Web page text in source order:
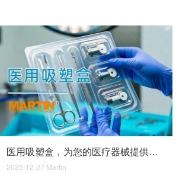
医用吸塑盒，为您的医疗器械提供更可靠的贴身保护
2025-12-27 Martin